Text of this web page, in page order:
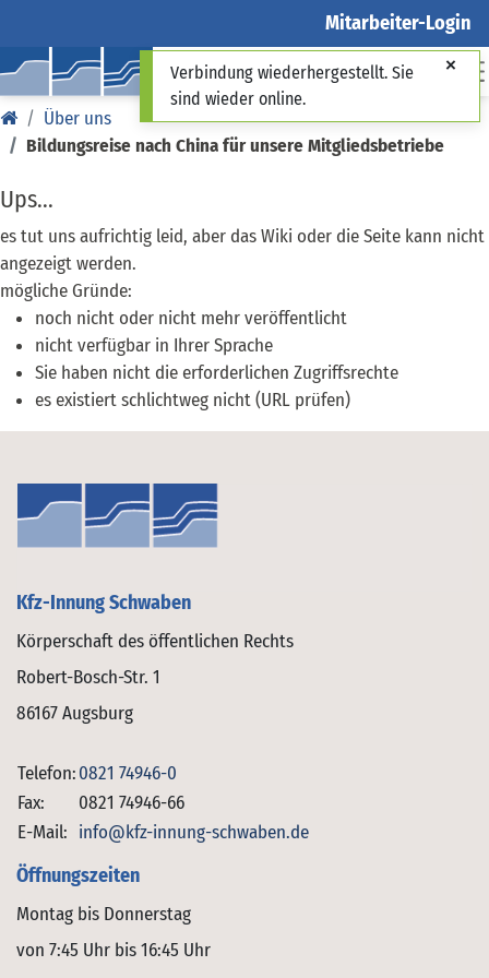
Mitarbeiter-Login
Über uns
Bildungsreise nach China für unsere Mitgliedsbetriebe
Ups...
es tut uns aufrichtig leid, aber das Wiki oder die Seite kann nicht
angezeigt werden.
mögliche Gründe:
noch nicht oder nicht mehr veröffentlicht
nicht verfügbar in Ihrer Sprache
Sie haben nicht die erforderlichen Zugriffsrechte
es existiert schlichtweg nicht (URL prüfen)
Kfz-Innung Schwaben
Körperschaft des öffentlichen Rechts
Robert-Bosch-Str. 1
86167 Augsburg
Telefon:0821 74946-0
Fax:
0821 74946-66
E-Mail: info@kfz-innung-schwaben.de
Öffnungszeiten
Montag bis Donnerstag
von 7:45 Uhr bis 16:45 Uhr
Verbindung wiederhergestellt. Sie
sind wieder online.